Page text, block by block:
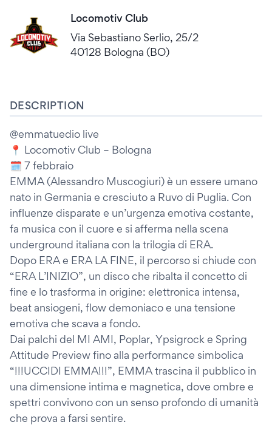
Locomotiv Club
Via Sebastiano Serlio, 25/2
40128 Bologna (BO)
DESCRIPTION
@emmatuedio live
📍 Locomotiv Club – Bologna
🗓 7 febbraio
EMMA (Alessandro Muscogiuri) è un essere umano
nato in Germania e cresciuto a Ruvo di Puglia. Con
influenze disparate e un’urgenza emotiva costante,
fa musica con il cuore e si afferma nella scena
underground italiana con la trilogia di ERA.
Dopo ERA e ERA LA FINE, il percorso si chiude con
“ERA L’INIZIO”, un disco che ribalta il concetto di
fine e lo trasforma in origine: elettronica intensa,
beat ansiogeni, flow demoniaco e una tensione
emotiva che scava a fondo.
Dai palchi del MI AMI, Poplar, Ypsigrock e Spring
Attitude Preview fino alla performance simbolica
“!!!UCCIDI EMMA!!!”, EMMA trascina il pubblico in
una dimensione intima e magnetica, dove ombre e
spettri convivono con un senso profondo di umanità
che prova a farsi sentire.